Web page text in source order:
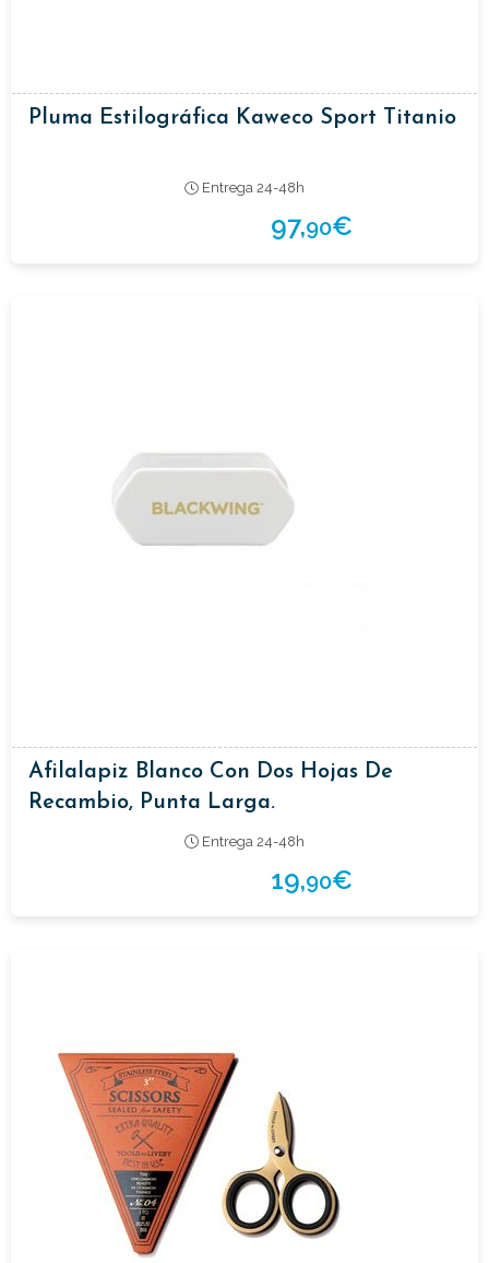
Pluma Estilográfica Kaweco Sport Titanio
Entrega 24-48h
97,90€
Afilalapiz Blanco Con Dos Hojas De
Recambio, Punta Larga.
Entrega 24-48h
19,90€